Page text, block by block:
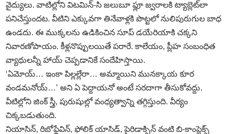
వైద్యులు. వాటిల్లోని విటమిన్‌-సి జలుబూ ఫ్లూ జ్వరాలకి ట్యాబ్లెట్‌లా
పనిచేస్తుందట. వీటిని ఎక్కువగా తినేవాళ్లకి పొట్టలో నులిపురుగుల బాధ
ఉండదు. ఈ ముక్కలను ఉడికించిన సూప్‌ డయేరియాకి చక్కని
నివారణోపాయం. కీళ్లనొప్పులయితే పరారే. కాలేయం, ప్లీహ సంబంధిత
వ్యాధులన్నీ హాయ్‌ చెప్పడానికే సందేహిస్తాయి.
‘ఏమోయ్‌… ఇంకా పిల్లల్లేరా… అమ్మాయిని మునక్కాయ కూర
వండమనోయ్‌…’ అని ఏ పెద్దాయనో అంటే సరదాగా తీసుకోవద్దు.
వీటిల్లోని జింక్‌ స్త్రీ, పురుషుల్లో వంధ్యత్వాన్ని తగ్గిస్తుంది. వీర్యం
చిక్కబడుతుంది.
నియాసిన్‌, రిబోఫ్లేవిన్‌, ఫోలిక్‌ యాసిడ్‌, పైరిడాక్సిన్‌ వంటి బి-కాంప్లెక్స్‌